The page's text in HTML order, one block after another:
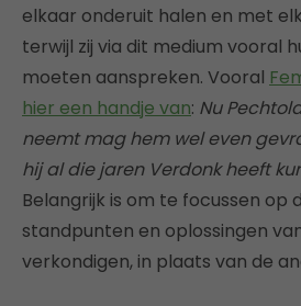
elkaar onderuit halen en met
terwijl zij via dit medium vooral
moeten aanspreken. Vooral
hier een handje van: Nu
neemt mag hem wel even
hij al die jaren Verdonk heeft
Belangrijk is om te focussen op
standpunten en oplossingen
verkondigen, in plaats van de